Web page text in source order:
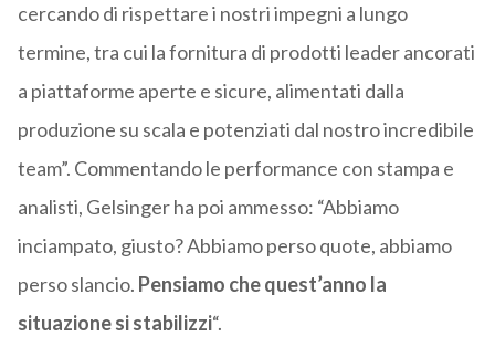
cercando di rispettare i nostri impegni a lungo
termine, tra cui la fornitura di prodotti leader ancorati
a piattaforme aperte e sicure, alimentati dalla
produzione su scala e potenziati dal nostro incredibile
team”. Commentando le performance con stampa e
analisti, Gelsinger ha poi ammesso: “Abbiamo
inciampato, giusto? Abbiamo perso quote, abbiamo
perso slancio. Pensiamo che quest’anno la
situazione si stabilizzi“.